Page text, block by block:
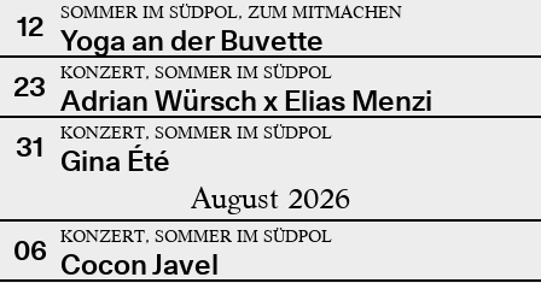
12 SOMMER IM SÜDPOL, ZUM MITMACHEN
Yoga an der Buvette
23
KONZERT, SOMMER IM SÜDPOL
Adrian Würsch x Elias Menzi
31
KONZERT, SOMMER IM SÜDPOL
Gina Été
August 2026
06 KONZERT, SOMMER IM SÜDPOL
Cocon Javel